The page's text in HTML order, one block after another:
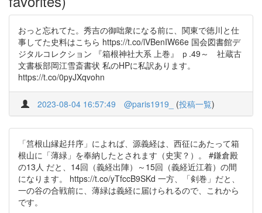
おっと忘れてた。秀吉の御咄衆になる前に、関東で徳川と仕
事してた史料はこちら https://t.co/lVBenIW66e 国会図書館デ
ジタルコレクション 『箱根神社大系 上巻』 ｐ.49～ 社蔵古
文書板部岡江雪斎書状 私のHPに私訳あります。
https://t.co/0pyJXqvohn
2023-08-04 16:57:49 @paris1919_ (投稿一覧)
「筥根山縁起幷序」によれば、源義経は、西征にあたって箱
根山に「薄緑」を奉納したとされます（史実？）。 #鎌倉殿
の13人 だと、14回（義経出陣）～15回（義経近江着）の間
になります。 https://t.co/yTfccB9SKd 一方、「剣巻」だと、
一の谷の合戦前に、薄緑は義経に届けられるので、これから
です。